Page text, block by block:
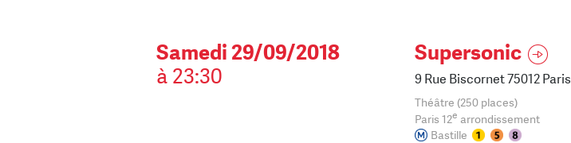
Samedi 29/09/2018
à 23:30
Supersonic
9 Rue Biscornet 75012 Paris
Théâtre (250 places)
Paris 12e arrondissement
Bastille